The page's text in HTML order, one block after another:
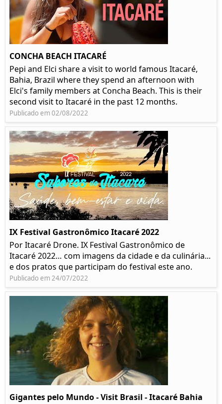
CONCHA BEACH ITACARÉ
Pepi and Elci share a visit to world famous Itacaré,
Bahia, Brazil where they spend an afternoon with
Elci's family members at Concha Beach. This is their
second visit to Itacaré in the past 12 months.
Publicado em 02/08/2022
IX Festival Gastronômico Itacaré 2022
Por Itacaré Drone. IX Festival Gastronômico de
Itacaré 2022… com imagens da cidade e da culinária...
e dos pratos que participam do festival este ano.
Publicado em 24/07/2022
Gigantes pelo Mundo - Visit Brasil - Itacaré Bahia